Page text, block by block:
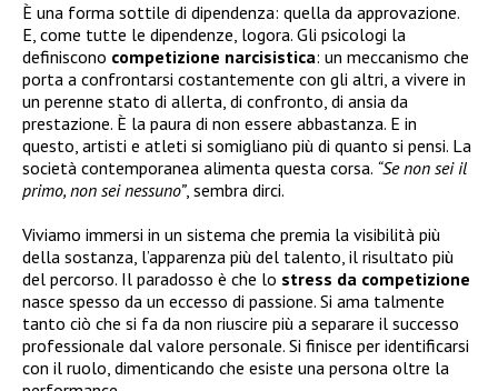
È una forma sottile di dipendenza: quella da approvazione.
E, come tutte le dipendenze, logora. Gli psicologi la
definiscono competizione narcisistica: un meccanismo che
porta a confrontarsi costantemente con gli altri, a vivere in
un perenne stato di allerta, di confronto, di ansia da
prestazione. È la paura di non essere abbastanza. E in
questo, artisti e atleti si somigliano più di quanto si pensi. La
società contemporanea alimenta questa corsa. “Se non sei il
primo, non sei nessuno”, sembra dirci.
Viviamo immersi in un sistema che premia la visibilità più
della sostanza, l’apparenza più del talento, il risultato più
del percorso. Il paradosso è che lo stress da competizione
nasce spesso da un eccesso di passione. Si ama talmente
tanto ciò che si fa da non riuscire più a separare il successo
professionale dal valore personale. Si finisce per identificarsi
con il ruolo, dimenticando che esiste una persona oltre la